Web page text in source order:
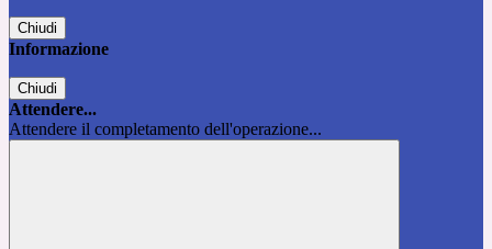
Chiudi
Informazione
Chiudi
Attendere...
Attendere il completamento dell'operazione...